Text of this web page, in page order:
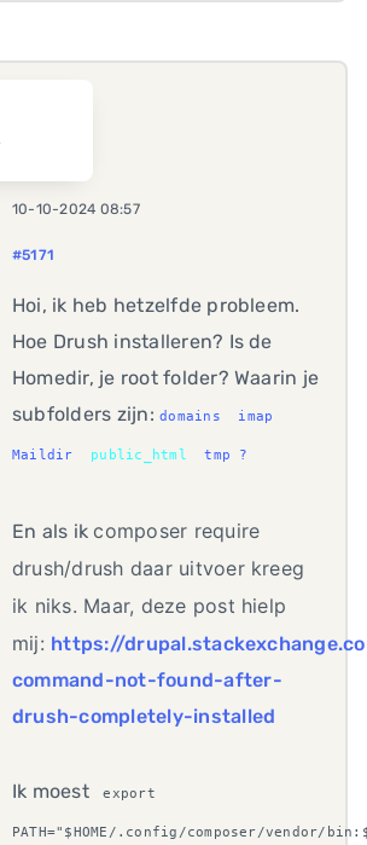
10-10-2024 08:57
#5171
Hoi, ik heb hetzelfde probleem.
Hoe Drush installeren? Is de
Homedir, je root folder? Waarin je
subfolders zijn:domains imap
Maildir public_html tmp ?
En als ikcomposer require
drush/drush daar uitvoer kreeg
ik niks. Maar, deze post hielp
mij: https://
command-not-found-after-
drush-completely-installed
Ik moest export
PATH="$HOME/.config/composer/vendor/